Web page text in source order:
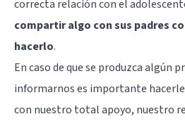
correcta relación con el
compartir algo con sus padres
hacerlo.
En caso de que se produzca algún
informarnos es importante
con nuestro total apoyo, nuestro